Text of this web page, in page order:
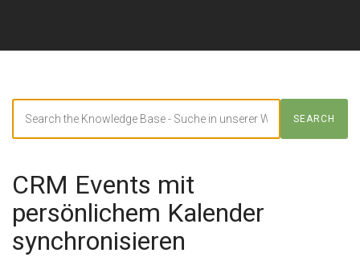
SEARCH
CRM Events mit
persönlichem Kalender
synchronisieren